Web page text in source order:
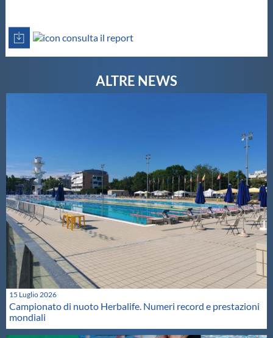
Flash News
Galleria fotografica
Intranet
Webmail
Contatti
Mappa del sito
consulta il report
15 Luglio 2026
Campionato di nuoto Herbalife. Numeri record e prestazioni
mondiali